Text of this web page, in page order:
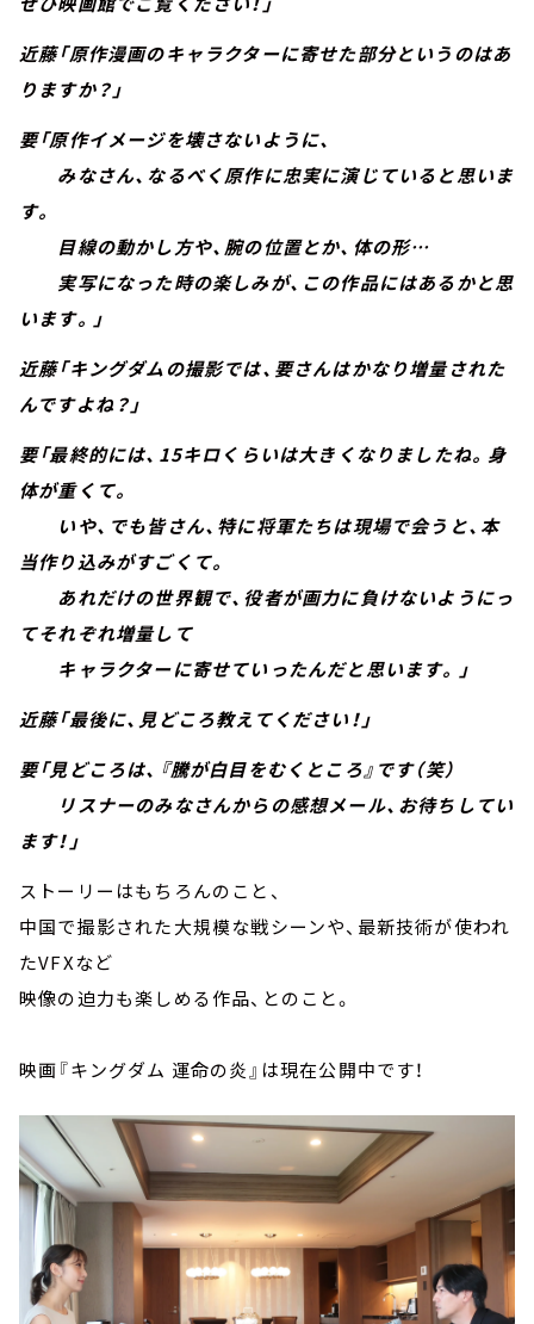
近藤「原作漫画のキャラクターに寄せた部分というのはあ
りますか？」
要「原作イメージを壊さないように、
みなさん、なるべく原作に忠実に演じていると思いま
す。
目線の動かし方や、腕の位置とか、体の形…
実写になった時の楽しみが、この作品にはあるかと思
います。」
近藤「キングダムの撮影では、要さんはかなり増量された
んですよね？」
要「最終的には、15キロくらいは大きくなりましたね。身
体が重くて。
いや、でも皆さん、特に将軍たちは現場で会うと、本
当作り込みがすごくて。
あれだけの世界観で、役者が画力に負けないようにっ
てそれぞれ増量して
キャラクターに寄せていったんだと思います。」
近藤「最後に、見どころ教えてください！」
要「見どころは、『騰が白目をむくところ』です（笑）
リスナーのみなさんからの感想メール、お待ちしてい
ます！」
ストーリーはもちろんのこと、
中国で撮影された大規模な戦シーンや、最新技術が使われ
たVFXなど
映像の迫力も楽しめる作品、とのこと。
映画『キングダム 運命の炎』は現在公開中です！